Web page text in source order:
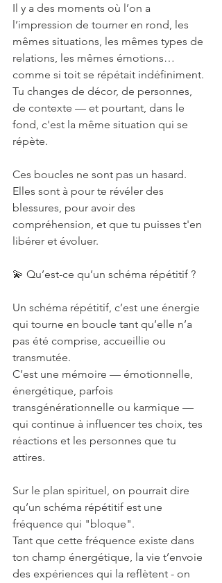
Il y a des moments où l’on a
l’impression de tourner en rond, les
mêmes situations, les mêmes types de
relations, les mêmes émotions…
comme si toit se répétait indéfiniment.
Tu changes de décor, de personnes,
de contexte — et pourtant, dans le
fond, c'est la même situation qui se
répète.
Ces boucles ne sont pas un hasard.
Elles sont à pour te révéler des
blessures, pour avoir des
compréhension, et que tu puisses t'en
libérer et évoluer.
💫 Qu’est-ce qu’un schéma répétitif ?
Un schéma répétitif, c’est une énergie
qui tourne en boucle tant qu’elle n’a
pas été comprise, accueillie ou
transmutée.
C’est une mémoire — émotionnelle,
énergétique, parfois
transgénérationnelle ou karmique —
qui continue à influencer tes choix, tes
réactions et les personnes que tu
attires.
Sur le plan spirituel, on pourrait dire
qu’un schéma répétitif est une
fréquence qui "bloque".
Tant que cette fréquence existe dans
ton champ énergétique, la vie t’envoie
des expériences qui la reflètent - on